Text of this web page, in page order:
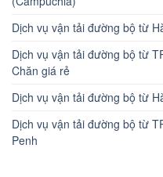
Dịch vụ vận tải đường bộ từ
Dịch vụ vận tải đường bộ từ
Chăn giá rẻ
Dịch vụ vận tải đường bộ từ
Dịch vụ vận tải đường bộ từ
Penh